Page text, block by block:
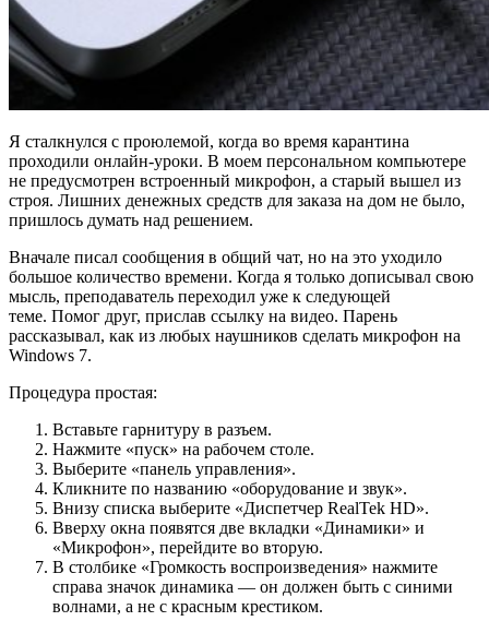
Я сталкнулся с проюлемой, когда во время карантина
проходили онлайн-уроки. В моем персональном компьютере
не предусмотрен встроенный микрофон, а старый вышел из
строя. Лишних денежных средств для заказа на дом не было,
пришлось думать над решением.
Вначале писал сообщения в общий чат, но на это уходило
большое количество времени. Когда я только дописывал свою
мысль, преподаватель переходил уже к следующей
теме. Помог друг, прислав ссылку на видео. Парень
рассказывал, как из любых наушников сделать микрофон на
Windows 7.
Процедура простая:
Вставьте гарнитуру в разъем.
Нажмите «пуск» на рабочем столе.
Выберите «панель управления».
Кликните по названию «оборудование и звук».
Внизу списка выберите «Диспетчер RealTek HD».
Вверху окна появятся две вкладки «Динамики» и
«Микрофон», перейдите во вторую.
В столбике «Громкость воспроизведения» нажмите
справа значок динамика — он должен быть с синими
волнами, а не с красным крестиком.